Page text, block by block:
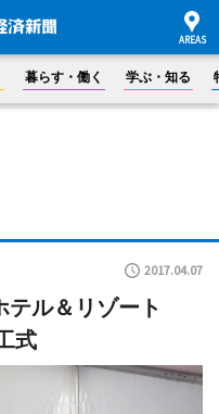
暮らす・働く 学ぶ・知る
2017.04.07
ル＆リゾート
式